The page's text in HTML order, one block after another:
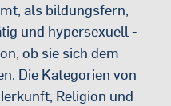
als bildungsfern,
und hypersexuell -
ob sie sich dem
Die Kategorien von
Religion und